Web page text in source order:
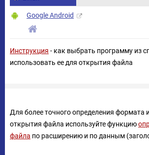
Google Android
Инструкция - как выбрать программу из
использовать ее для открытия файла
Для более точного определения формата
открытия файла используйте функцию
файла по расширению и по данным